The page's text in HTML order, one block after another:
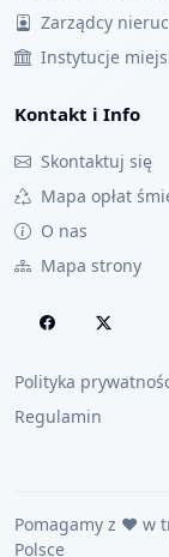
Zarządcy
Instytucje
Kontakt i Info
Skontaktuj się
Mapa opłat
O nas
Mapa strony
Polityka
Regulamin
Pomagamy z ❤️ w
Polsce